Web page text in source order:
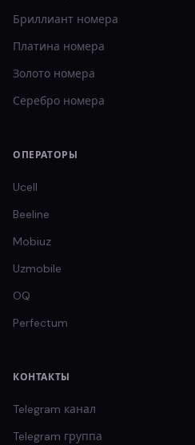
Бриллиант номера
Платина номера
Золото номера
Серебро номера
ОПЕРАТОРЫ
Ucell
Beeline
Mobiuz
Uzmobile
OQ
Perfectum
КОНТАКТЫ
Telegram канал
Telegram группа